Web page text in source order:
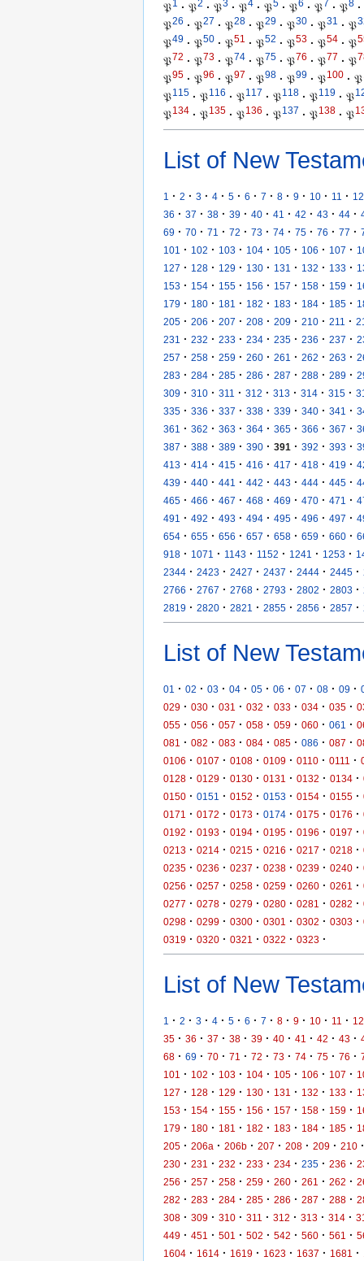
𝔓1 · 𝔓2 · 𝔓3 · 𝔓4 · 𝔓5 · 𝔓6 · 𝔓 7 · 𝔓8 ·
𝔓26 · 𝔓27 · 𝔓28 · 𝔓29 · 𝔓30 · 𝔓31 · 𝔓
𝔓49 · 𝔓50 · 𝔓51 · 𝔓52 · 𝔓53 · 𝔓54 · 𝔓
𝔓72 · 𝔓73 · 𝔓74 · 𝔓75 · 𝔓76 · 𝔓77 · 𝔓
𝔓95 · 𝔓96 · 𝔓97 · 𝔓98 · 𝔓99 · 𝔓100 · 𝔓
𝔓115 · 𝔓116 · 𝔓117 · 𝔓118 · 𝔓119 · 𝔓
𝔓134 · 𝔓135 · 𝔓136 · 𝔓137 · 𝔓138 · 𝔓
List of New
1 · 2 · 3 · 4 · 5 · 6 · 7 · 8 · 9 · 10 · 11 · 12
36 · 37 · 38 · 39 · 40 · 41 · 42 · 43 · 44 ·
69 · 70 · 71 · 72 · 73 · 74 · 75 · 76 · 77 ·
101
· 102 · 103 · 104 · 105 · 106 · 107 ·
127 · 128 · 129 · 130 · 131 · 132 · 133 ·
153 · 154 · 155 · 156 · 157 · 158 · 159 ·
179 · 180 · 181 · 182 · 183 · 184 · 185 ·
205 · 206 · 207 · 208 · 209 · 210 · 211 ·
231
· 232 · 233 · 234 · 235 · 236 · 237 ·
257 · 258 · 259 · 260 · 261 · 262 · 263 ·
283 · 284 · 285 · 286 · 287 · 288 · 289 ·
309 · 310 · 311 · 312 · 313 · 314 · 315 ·
335 · 336 · 337 · 338 · 339 · 340 · 341 ·
361
· 362 · 363 · 364 · 365 · 366 · 367 ·
387 · 388 · 389 · 390 · 391 · 392 · 393 ·
413 · 414 · 415 · 416 · 417 · 418 · 419 ·
439 · 440 · 441 · 442 · 443 · 444 · 445 ·
465 · 466 · 467 · 468 · 469 · 470 · 471 ·
491
· 492 · 493 · 494 · 495 · 496 · 497 ·
654 · 655 · 656 · 657 · 658 · 659 · 660 ·
918 · 1071 · 1143 · 1152 · 1241 · 1253 ·
2344 · 2423 · 2427 · 2437 · 2444 · 2445 ·
2766 · 2767 · 2768 · 2793 · 2802 · 2803 ·
2819 · 2820 · 2821 · 2855 · 2856 · 2857 ·
List of New
01 · 02 · 03 · 04 · 05 · 06 · 07 · 08 · 09 ·
029 · 030 · 031 · 032 · 033 · 034 · 035 ·
055 · 056 · 057 · 058 · 059 · 060 · 061 ·
081
· 082 · 083 · 084 · 085 · 086 · 087 ·
0106 · 0107 · 0108 · 0109 · 0110 · 0111 ·
0128 · 0129 · 0130 · 0131 · 0132 · 0134 ·
0150 · 0151 · 0152 · 0153 · 0154 · 0155 ·
0171
· 0172 · 0173 · 0174 · 0175 · 0176 ·
0192 · 0193 · 0194 · 0195 · 0196 · 0197 ·
0213 · 0214 · 0215 · 0216 · 0217 · 0218 ·
0235 · 0236 · 0237 · 0238 · 0239 · 0240 ·
0256 · 0257 · 0258 · 0259 · 0260 · 0261 ·
0277 · 0278 · 0279 · 0280 · 0281 · 0282 ·
0298 · 0299 · 0300 · 0301 · 0302 · 0303 ·
0319 · 0320 · 0321 · 0322 · 0323 ·
List of New
1 · 2 · 3 · 4 · 5 · 6 · 7 · 8 · 9 · 10 · 11 · 12
35 · 36 · 37 · 38 · 39 · 40 · 41 · 42 · 43 ·
68 · 69 · 70 · 71 · 72 · 73 · 74 · 75 · 76 ·
101
· 102 · 103 · 104 · 105 · 106 · 107 ·
127 · 128 · 129 · 130 · 131 · 132 · 133 ·
153 · 154 · 155 · 156 · 157 · 158 · 159 ·
179 · 180 · 181 · 182 · 183 · 184 · 185 ·
205 · 206a · 206b · 207 · 208 · 209 · 210 ·
230 · 231 · 232 · 233 · 234 · 235 · 236 ·
256 · 257 · 258 · 259 · 260 · 261 · 262 ·
282 · 283 · 284 · 285 · 286 · 287 · 288 ·
308 · 309 · 310 · 311 · 312 · 313 · 314 ·
449 · 451 · 501 · 502 · 542 · 560 · 561 ·
1604 · 1614 · 1619 · 1623 · 1637 · 1681 ·